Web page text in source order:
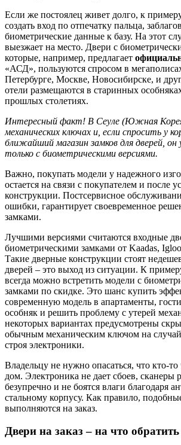
Если же постоялец живет долго, к
создать вход по отпечатку пальца,
биометрические данные к базу. На этот
выезжает на место. Двери с
которые, например, предлагает
«АСД», пользуются спросом в
Петербурге, Москве, Новосибирске, и
отели размещаются в старинных
прошлых столетиях.
Интересный факт! В Сеуле (Южная
механических ключах и, если спросить у
ближайший магазин замков для дверей,
только с биометрическими версиями.
Важно, покупать модели у надежного
остается на связи с покупателем и после
конструкции. Постсервисное
ошибки, гарантирует своевременное
замками.
Лучшими версиями считаются входные
биометрическими замками от Kaadas,
Такие дверные конструкции стоят
дверей – это выход из ситуации. К
всегда можно встретить модели с
замками по скидке. Это шанс купить
современную модель в апартаменты,
особняк и решить проблему с утерей
некоторых вариантах предусмотрены
обычным механическим ключом на
строя электроники.
Владельцу не нужно опасаться, что кто-
дом. Электроника не дает сбоев, сканеры
безупречно и не боятся влаги благодаря
стальному корпусу. Как правило,
выполняются на заказ.
Двери на заказ – на что